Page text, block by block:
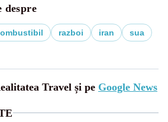
despre
razboi iran
sua
Travel și pe Google News